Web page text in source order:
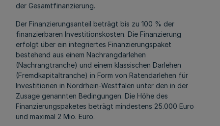
der Gesamtfinanzierung.
Der Finanzierungsanteil beträgt bis zu 100 % der
finanzierbaren Investitionskosten. Die Finanzierung
erfolgt über ein integriertes Finanzierungspaket
bestehend aus einem Nachrangdarlehen
(Nachrangtranche) und einem klassischen Darlehen
(Fremdkapitaltranche) in Form von Ratendarlehen für
Investitionen in Nordrhein-Westfalen unter den in der
Zusage genannten Bedingungen. Die Höhe des
Finanzierungspaketes beträgt mindestens 25.000 Euro
und maximal 2 Mio. Euro.